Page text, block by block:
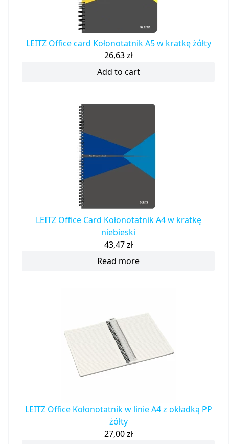
LEITZ Office card Kołonotatnik A5 w kratkę żółty
26,63zł
Add to cart
LEITZ Office Card Kołonotatnik A4 w kratkę
niebieski
43,47zł
Read more
LEITZ Office Kołonotatnik w linie A4 z okładką PP
żółty
27,00zł